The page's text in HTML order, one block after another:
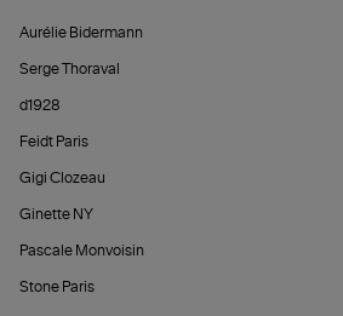
Aurélie Bidermann
Serge Thoraval
d1928
Feidt Paris
Gigi Clozeau
Ginette NY
Pascale Monvoisin
Stone Paris